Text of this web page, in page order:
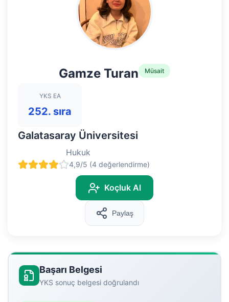
Gamze Turan Müsait
YKS EA
252. sıra
Galatasaray Üniversitesi
Hukuk
4,9/5 (4 değerlendirme)
Koçluk Al
Paylaş
Başarı Belgesi
YKS sonuç belgesi doğrulandı